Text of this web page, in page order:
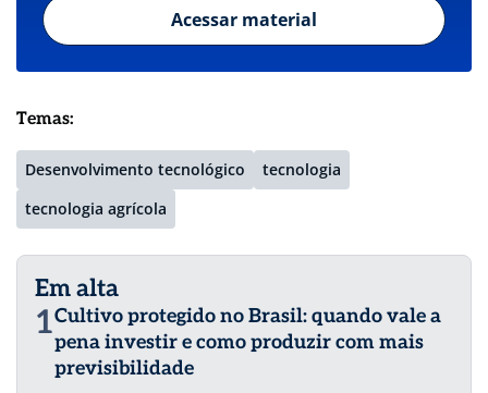
Acessar material
Temas:
Desenvolvimento tecnológico
tecnologia
tecnologia agrícola
Em alta
1Cultivo protegido no Brasil: quando vale a
pena investir e como produzir com mais
previsibilidade